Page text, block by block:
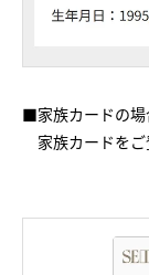
■家族カードの場
家族カードを